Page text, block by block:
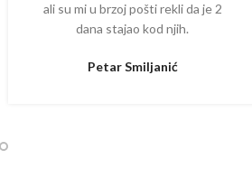
ali su mi u brzoj pošti rekli da je 2
dana stajao kod njih.
Petar Smiljanić